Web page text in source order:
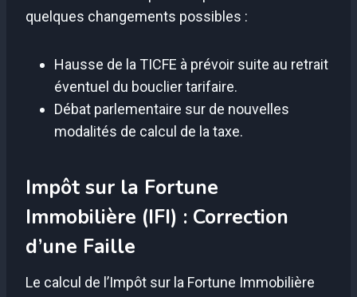
quelques changements possibles :
Hausse de la TICFE à prévoir suite au retrait
éventuel du bouclier tarifaire.
Débat parlementaire sur de nouvelles
modalités de calcul de la taxe.
Impôt sur la Fortune
Immobilière (IFI) : Correction
d’une Faille
Le calcul de l’Impôt sur la Fortune Immobilière